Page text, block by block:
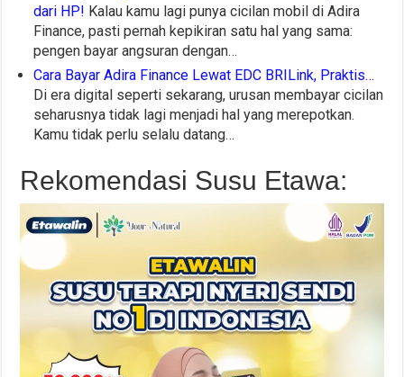
dari HP! Kalau kamu lagi punya cicilan mobil di Adira
Finance, pasti pernah kepikiran satu hal yang sama:
pengen bayar angsuran dengan…
Cara Bayar Adira Finance Lewat EDC BRILink, Praktis…
Di era digital seperti sekarang, urusan membayar cicilan
seharusnya tidak lagi menjadi hal yang merepotkan.
Kamu tidak perlu selalu datang…
Rekomendasi Susu Etawa: